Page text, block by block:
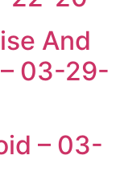
And
03-29-
– 03-